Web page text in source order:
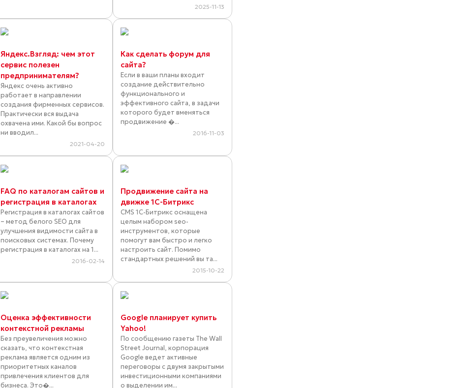
2025-11-13
Яндекс.Взгляд: чем этот
сервис полезен
предпринимателям?
Яндекс очень активно
работает в направлении
создания фирменных сервисов.
Практически вся выдача
охвачена ими. Какой бы вопрос
ни вводил...
2021-04-20
Как сделать форум для
сайта?
Если в ваши планы входит
создание действительно
функционального и
эффективного сайта, в задачи
которого будет вменяться
продвижение �...
2016-11-03
FAQ по каталогам сайтов и
регистрация в каталогах
Регистрация в каталогах сайтов
– метод белого SEO для
улучшения видимости сайта в
поисковых системах. Почему
регистрация в каталогах на 1...
2016-02-14
Продвижение сайта на
движке 1С-Битрикс
CMS 1С-Битрикс оснащена
целым набором seo-
инструментов, которые
помогут вам быстро и легко
настроить сайт. Помимо
стандартных решений вы та...
2015-10-22
Оценка эффективности
контекстной рекламы
Без преувеличения можно
сказать, что контекстная
реклама является одним из
приоритетных каналов
привлечения клиентов для
бизнеса. Это�...
Google планирует купить
Yahoo!
По сообщению газеты The Wall
Street Journal, корпорация
Google ведет активные
переговоры с двумя закрытыми
инвестиционными компаниями
о выделении им...